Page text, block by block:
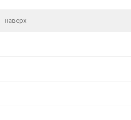
наверх